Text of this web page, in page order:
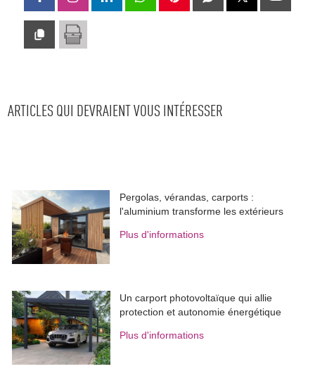
ARTICLES QUI DEVRAIENT VOUS INTÉRESSER
Pergolas, vérandas, carports :
l'aluminium transforme les extérieurs
Plus d'informations
Un carport photovoltaïque qui allie
protection et autonomie énergétique
Plus d'informations